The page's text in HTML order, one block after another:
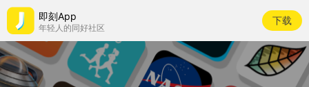
即刻App
年轻人的同好社区
下载